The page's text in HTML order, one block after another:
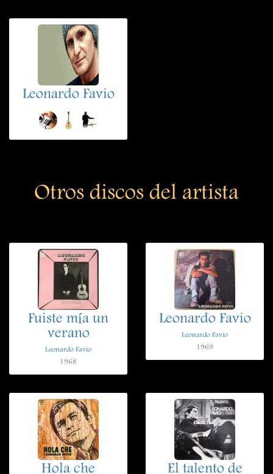
Leonardo Favio
Otros discos del artista
Fuiste mía un
verano
Leonardo Favio
1968
Leonardo Favio
Leonardo Favio
1969
Hola che El talento de